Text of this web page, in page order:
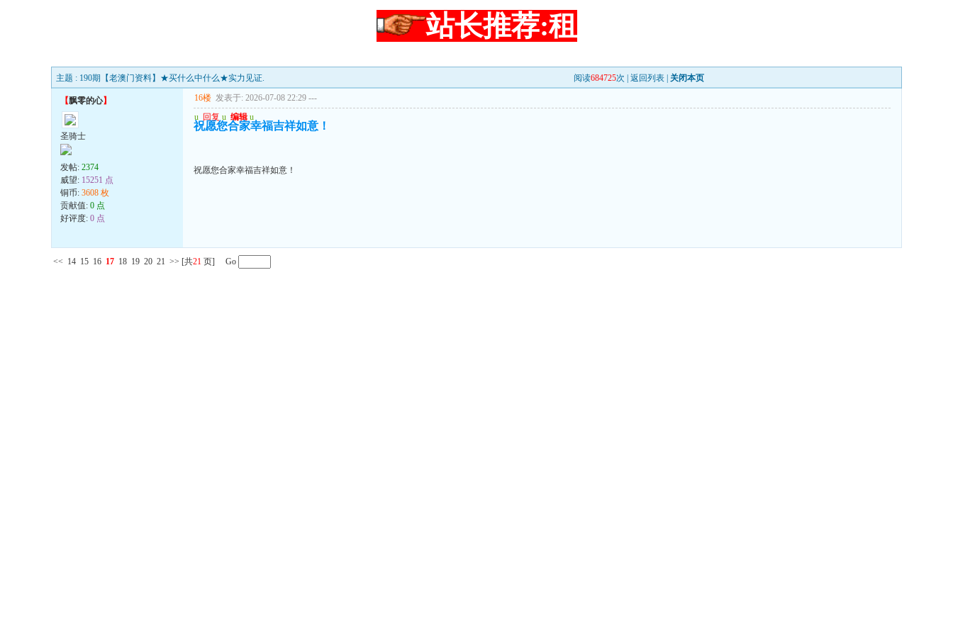
站长推荐:租
主题 : 190期【老澳门资料】★买什么中什么★实力见证. 阅读684725次 | 返回列表 关闭本页
【飘零的心】
圣骑士
发帖: 2374
威望: 15251 点
铜币: 3608 枚
贡献值: 0 点
好评度: 0 点
16楼 发表于: 2026-07-08 22:29 ---
u 回复 u 编辑 u
祝愿您合家幸福吉祥如意！
祝愿您合家幸福吉祥如意！
<< 14 15 16 17 18 19 20 21 >> [共21 页] Go